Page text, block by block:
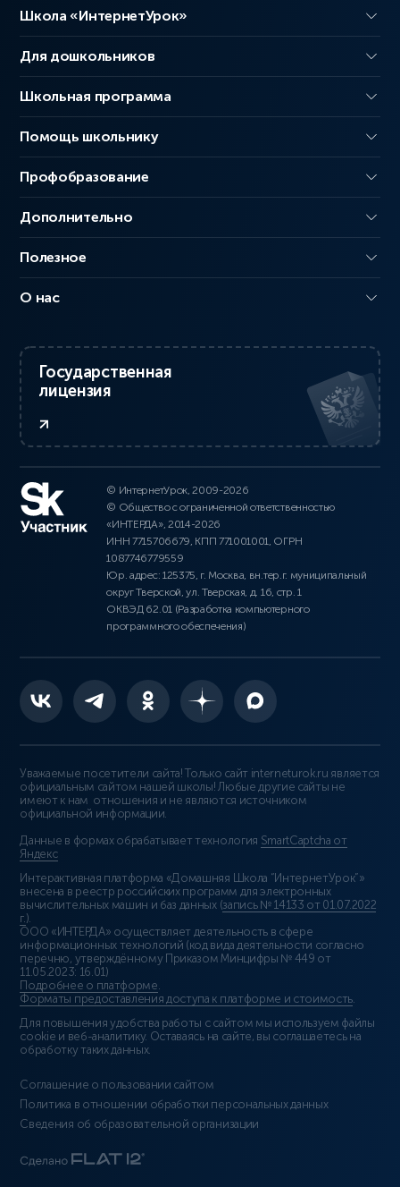
Школа «ИнтернетУрок»
Для дошкольников
Школьная программа
Помощь школьнику
Профобразование
Дополнительно
Полезное
О нас
Государственная
лицензия
© ИнтернетУрок, 2009-2026
© Общество с ограниченной ответственностью
«ИНТЕРДА», 2014-2026
ИНН 7715706679, КПП 771001001, ОГРН
1087746779559
Юр. адрес: 125375, г. Москва, вн.тер.г. муниципальный
округ Тверской, ул. Тверская, д. 16, стр. 1
ОКВЭД 62.01 (Разработка компьютерного
программного обеспечения)
Уважаемые посетители сайта! Только сайт interneturok.ru является
официальным сайтом нашей школы! Любые другие сайты не
имеют к нам отношения и не являются источником
официальной информации.
Данные в формах обрабатывает технология SmartCaptcha от
Яндекс
Интерактивная платформа «Домашняя Школа “ИнтернетУрок”»
внесена в реестр российских программ для электронных
вычислительных машин и баз данных (запись № 14133 от 01.07.2022
г.).
ООО «ИНТЕРДА» осуществляет деятельность в сфере
информационных технологий (код вида деятельности согласно
перечню, утверждённому Приказом Минцифры № 449 от
11.05.2023: 16.01)
Подробнее о платформе.
Форматы предоставления доступа к платформе и стоимость.
Для повышения удобства работы с сайтом мы используем файлы
cookie и веб-аналитику. Оставаясь на сайте, вы соглашаетесь на
обработку таких данных.
Соглашение о пользовании сайтом
Политика в отношении обработки персональных данных
Сведения об образовательной организации